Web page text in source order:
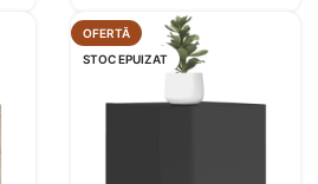
OFERTĂ
STOC EPUIZAT